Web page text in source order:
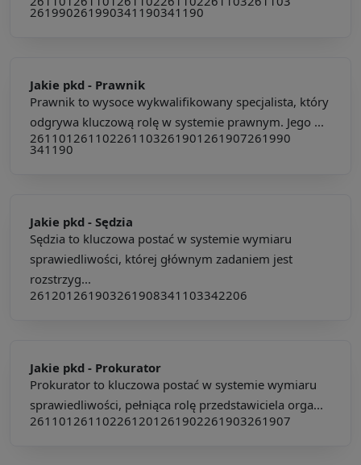
261990261990341190341190
Jakie pkd - Prawnik
Prawnik to wysoce wykwalifikowany specjalista, który
odgrywa kluczową rolę w systemie prawnym. Jego ...
261101 261102261103261901 261907261990
341190
Jakie pkd - Sędzia
Sędzia to kluczowa postać w systemie wymiaru
sprawiedliwości, której głównym zadaniem jest
rozstrzyg...
261201 261903261908341103342206
Jakie pkd - Prokurator
Prokurator to kluczowa postać w systemie wymiaru
sprawiedliwości, pełniąca rolę przedstawiciela orga...
261101 261102261201 261902261903261907